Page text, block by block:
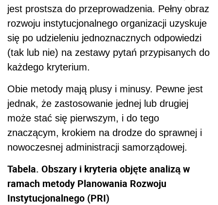
jest prostsza do przeprowadzenia. Pełny obraz
rozwoju instytucjonalnego organizacji uzyskuje
się po udzieleniu jednoznacznych odpowiedzi
(tak lub nie) na zestawy pytań przypisanych do
każdego kryterium.
Obie metody mają plusy i minusy. Pewne jest
jednak, że zastosowanie jednej lub drugiej
może stać się pierwszym, i do tego
znaczącym, krokiem na drodze do sprawnej i
nowoczesnej administracji samorządowej.
Tabela. Obszary i kryteria objęte analizą w
ramach metody Planowania Rozwoju
Instytucjonalnego (PRI)